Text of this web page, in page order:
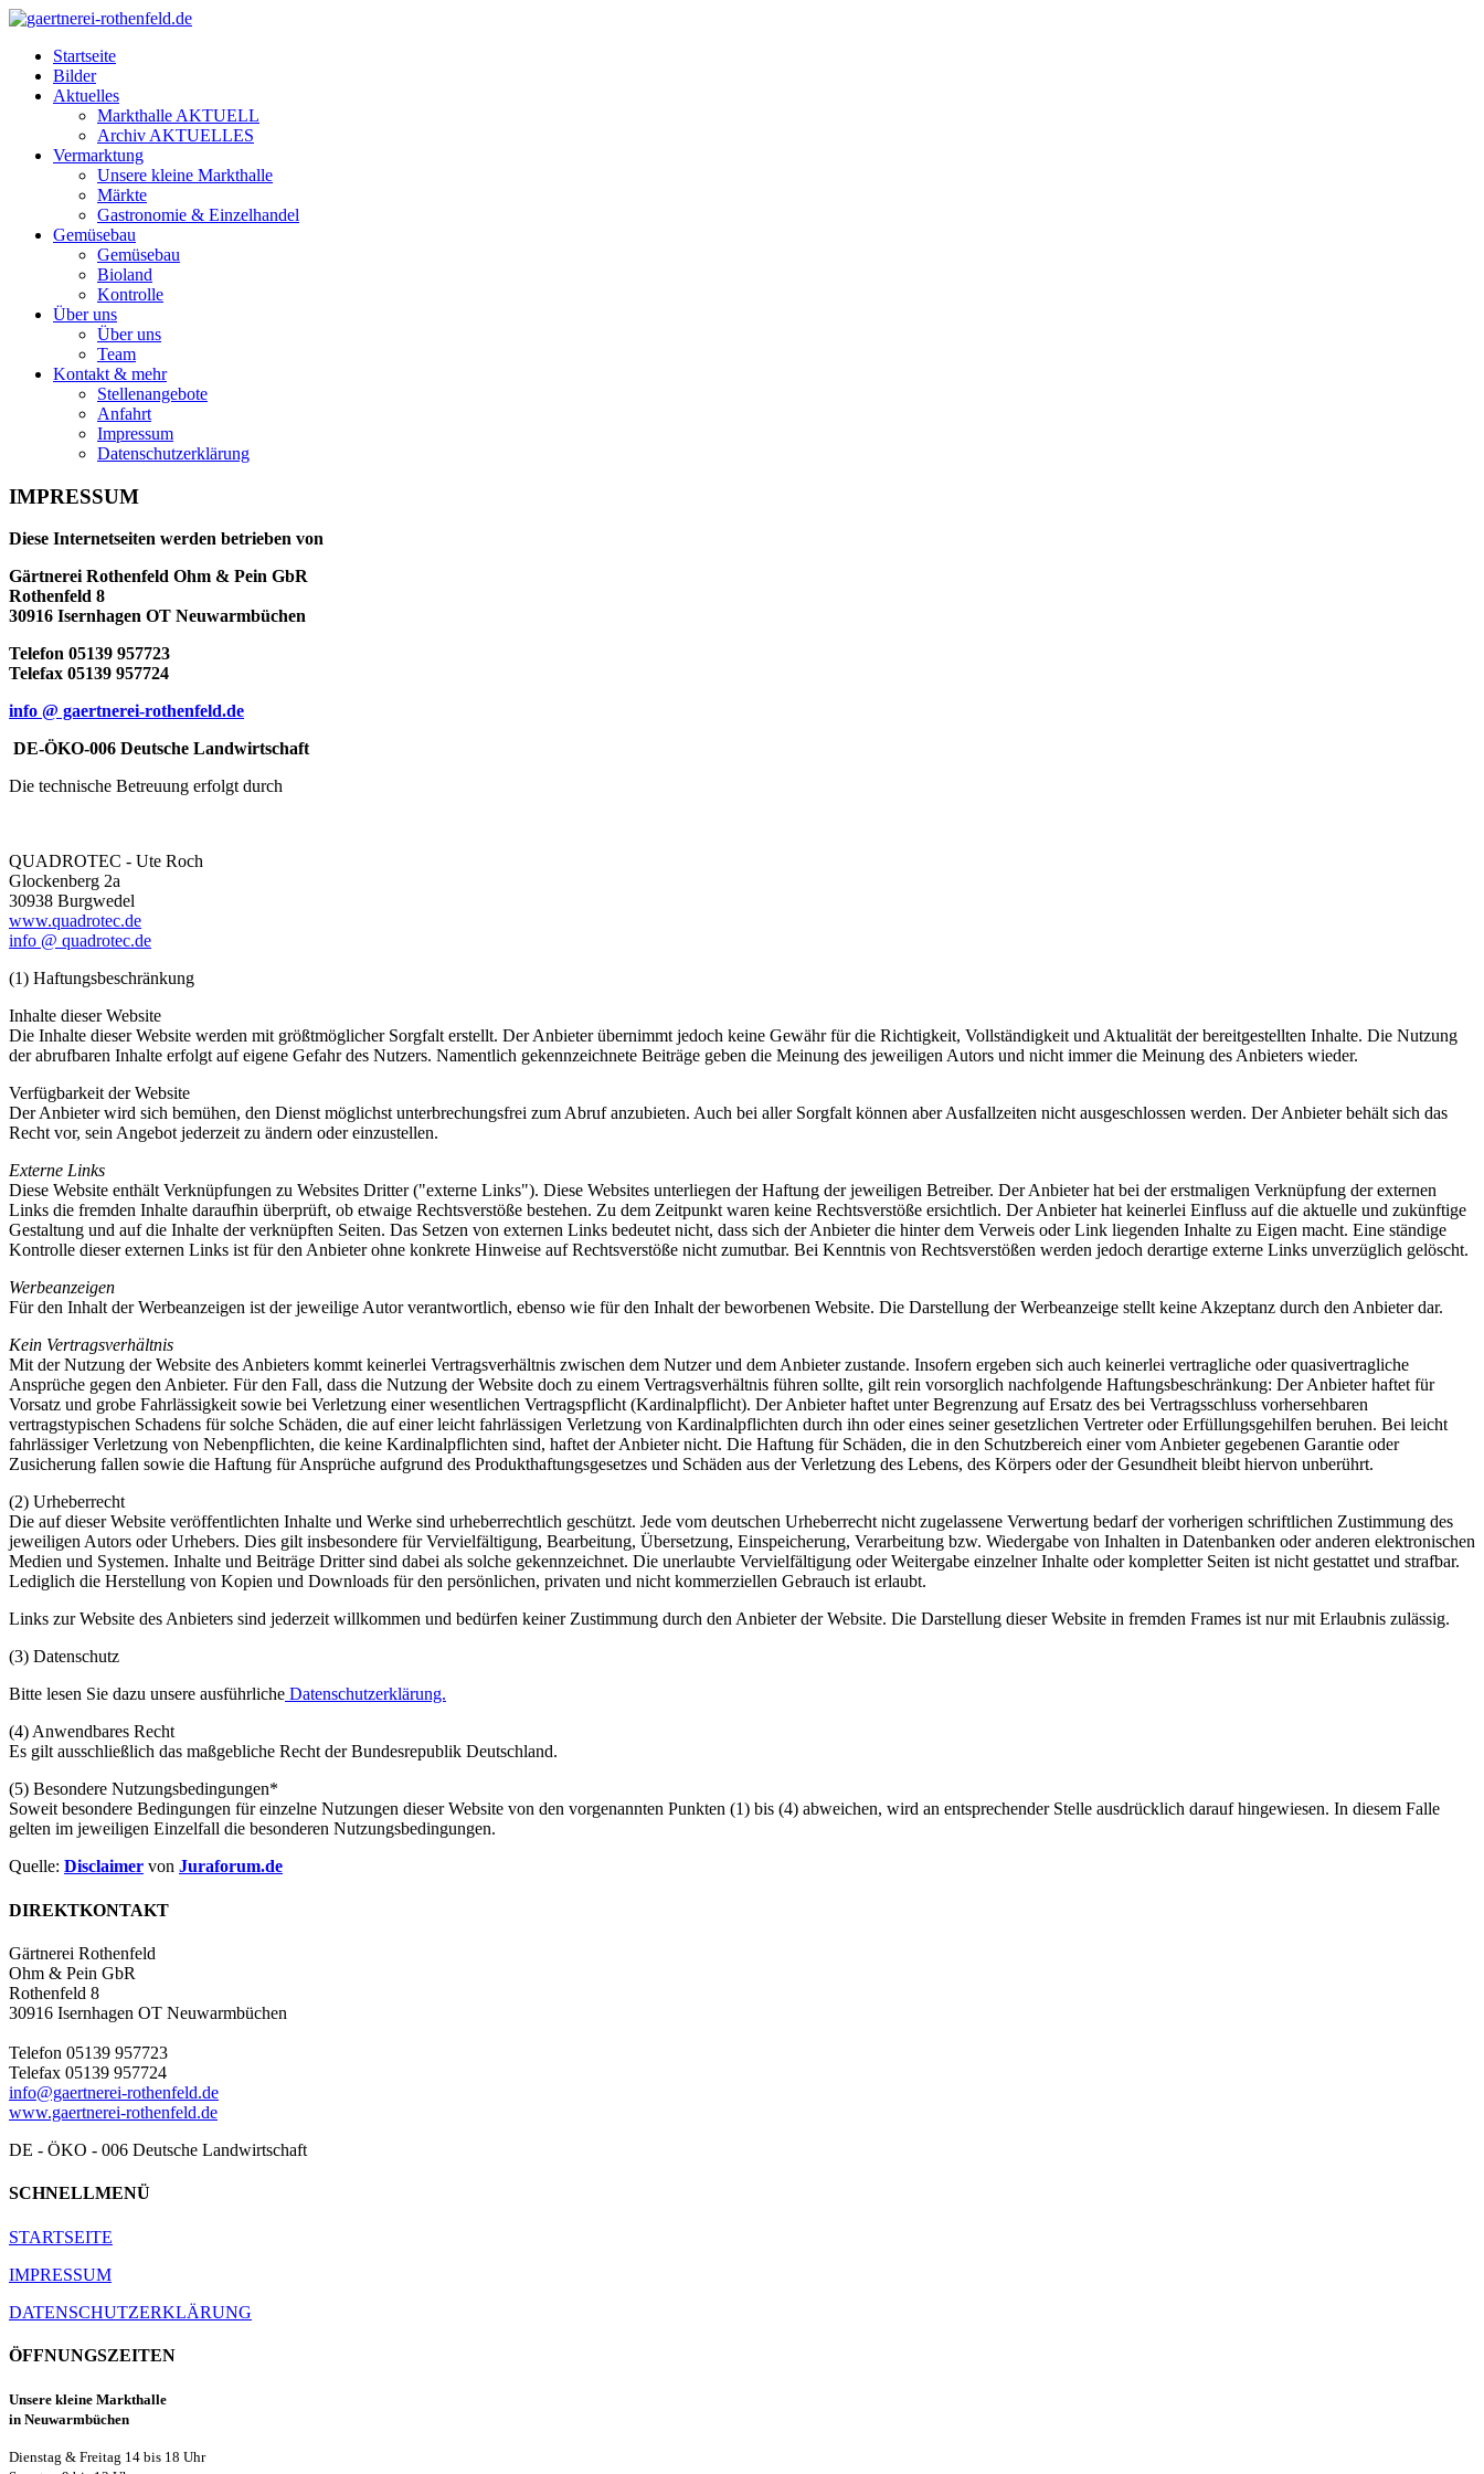
Startseite
Bilder
Aktuelles
Markthalle AKTUELL
Archiv AKTUELLES
Vermarktung
Unsere kleine Markthalle
Märkte
Gastronomie & Einzelhandel
Gemüsebau
Gemüsebau
Bioland
Kontrolle
Über uns
Über uns
Team
Kontakt & mehr
Stellenangebote
Anfahrt
Impressum
Datenschutzerklärung
IMPRESSUM
Diese Internetseiten werden betrieben von
Gärtnerei Rothenfeld Ohm & Pein GbR
Rothenfeld 8
30916 Isernhagen OT Neuwarmbüchen
Telefon 05139 957723
Telefax 05139 957724
info @ gaertnerei-rothenfeld.de
DE-ÖKO-006 Deutsche Landwirtschaft
Die technische Betreuung erfolgt durch
QUADROTEC - Ute Roch
Glockenberg 2a
30938 Burgwedel
www.quadrotec.de
info @ quadrotec.de
(1) Haftungsbeschränkung
Inhalte dieser Website
Die Inhalte dieser Website werden mit größtmöglicher Sorgfalt erstellt. Der Anbieter übernimmt jedoch keine Gewähr für die Richtigkeit, Vollständigkeit und Aktualität der bereitgestellten Inhalte. Die Nutzung
der abrufbaren Inhalte erfolgt auf eigene Gefahr des Nutzers. Namentlich gekennzeichnete Beiträge geben die Meinung des jeweiligen Autors und nicht immer die Meinung des Anbieters wieder.
Verfügbarkeit der Website
Der Anbieter wird sich bemühen, den Dienst möglichst unterbrechungsfrei zum Abruf anzubieten. Auch bei aller Sorgfalt können aber Ausfallzeiten nicht ausgeschlossen werden. Der Anbieter behält sich das
Recht vor, sein Angebot jederzeit zu ändern oder einzustellen.
Externe Links
Diese Website enthält Verknüpfungen zu Websites Dritter ("externe Links"). Diese Websites unterliegen der Haftung der jeweiligen Betreiber. Der Anbieter hat bei der erstmaligen Verknüpfung der externen
Links die fremden Inhalte daraufhin überprüft, ob etwaige Rechtsverstöße bestehen. Zu dem Zeitpunkt waren keine Rechtsverstöße ersichtlich. Der Anbieter hat keinerlei Einfluss auf die aktuelle und zukünftige
Gestaltung und auf die Inhalte der verknüpften Seiten. Das Setzen von externen Links bedeutet nicht, dass sich der Anbieter die hinter dem Verweis oder Link liegenden Inhalte zu Eigen macht. Eine ständige
Kontrolle dieser externen Links ist für den Anbieter ohne konkrete Hinweise auf Rechtsverstöße nicht zumutbar. Bei Kenntnis von Rechtsverstößen werden jedoch derartige externe Links unverzüglich gelöscht.
Werbeanzeigen
Für den Inhalt der Werbeanzeigen ist der jeweilige Autor verantwortlich, ebenso wie für den Inhalt der beworbenen Website. Die Darstellung der Werbeanzeige stellt keine Akzeptanz durch den Anbieter dar.
Kein Vertragsverhältnis
Mit der Nutzung der Website des Anbieters kommt keinerlei Vertragsverhältnis zwischen dem Nutzer und dem Anbieter zustande. Insofern ergeben sich auch keinerlei vertragliche oder quasivertragliche
Ansprüche gegen den Anbieter. Für den Fall, dass die Nutzung der Website doch zu einem Vertragsverhältnis führen sollte, gilt rein vorsorglich nachfolgende Haftungsbeschränkung: Der Anbieter haftet für
Vorsatz und grobe Fahrlässigkeit sowie bei Verletzung einer wesentlichen Vertragspflicht (Kardinalpflicht). Der Anbieter haftet unter Begrenzung auf Ersatz des bei Vertragsschluss vorhersehbaren
vertragstypischen Schadens für solche Schäden, die auf einer leicht fahrlässigen Verletzung von Kardinalpflichten durch ihn oder eines seiner gesetzlichen Vertreter oder Erfüllungsgehilfen beruhen. Bei leicht
fahrlässiger Verletzung von Nebenpflichten, die keine Kardinalpflichten sind, haftet der Anbieter nicht. Die Haftung für Schäden, die in den Schutzbereich einer vom Anbieter gegebenen Garantie oder
Zusicherung fallen sowie die Haftung für Ansprüche aufgrund des Produkthaftungsgesetzes und Schäden aus der Verletzung des Lebens, des Körpers oder der Gesundheit bleibt hiervon unberührt.
(2) Urheberrecht
Die auf dieser Website veröffentlichten Inhalte und Werke sind urheberrechtlich geschützt. Jede vom deutschen Urheberrecht nicht zugelassene Verwertung bedarf der vorherigen schriftlichen Zustimmung des
jeweiligen Autors oder Urhebers. Dies gilt insbesondere für Vervielfältigung, Bearbeitung, Übersetzung, Einspeicherung, Verarbeitung bzw. Wiedergabe von Inhalten in Datenbanken oder anderen elektronischen
Medien und Systemen. Inhalte und Beiträge Dritter sind dabei als solche gekennzeichnet. Die unerlaubte Vervielfältigung oder Weitergabe einzelner Inhalte oder kompletter Seiten ist nicht gestattet und strafbar.
Lediglich die Herstellung von Kopien und Downloads für den persönlichen, privaten und nicht kommerziellen Gebrauch ist erlaubt.
Links zur Website des Anbieters sind jederzeit willkommen und bedürfen keiner Zustimmung durch den Anbieter der Website. Die Darstellung dieser Website in fremden Frames ist nur mit Erlaubnis zulässig.
(3) Datenschutz
Bitte lesen Sie dazu unsere ausführliche Datenschutzerklärung.
(4) Anwendbares Recht
Es gilt ausschließlich das maßgebliche Recht der Bundesrepublik Deutschland.
(5) Besondere Nutzungsbedingungen*
Soweit besondere Bedingungen für einzelne Nutzungen dieser Website von den vorgenannten Punkten (1) bis (4) abweichen, wird an entsprechender Stelle ausdrücklich darauf hingewiesen. In diesem Falle
gelten im jeweiligen Einzelfall die besonderen Nutzungsbedingungen.
Quelle: Disclaimer von Juraforum.de
DIREKTKONTAKT
Gärtnerei Rothenfeld
Ohm & Pein GbR
Rothenfeld 8
30916 Isernhagen OT Neuwarmbüchen
Telefon 05139 957723
Telefax 05139 957724
info@gaertnerei-rothenfeld.de
www.gaertnerei-rothenfeld.de
DE - ÖKO - 006 Deutsche Landwirtschaft
SCHNELLMENÜ
STARTSEITE
IMPRESSUM
DATENSCHUTZERKLÄRUNG
ÖFFNUNGSZEITEN
Unsere kleine Markthalle
in Neuwarmbüchen
Dienstag & Freitag 14 bis 18 Uhr